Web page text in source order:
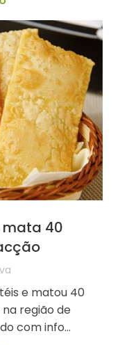
mata 40
e matou 40
região de
com info...